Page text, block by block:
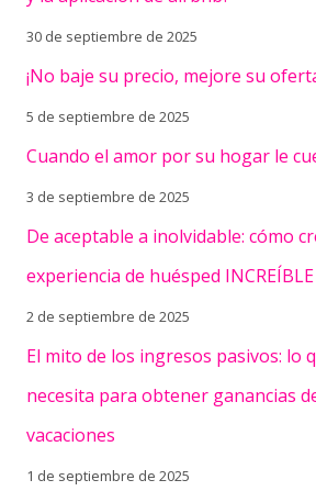
30 de septiembre de 2025
¡No baje su precio, mejore su
5 de septiembre de 2025
Cuando el amor por su hogar le
3 de septiembre de 2025
De aceptable a inolvidable: cómo
experiencia de huésped INCREÍBLE
2 de septiembre de 2025
El mito de los ingresos pasivos: lo
necesita para obtener ganancias
vacaciones
1 de septiembre de 2025